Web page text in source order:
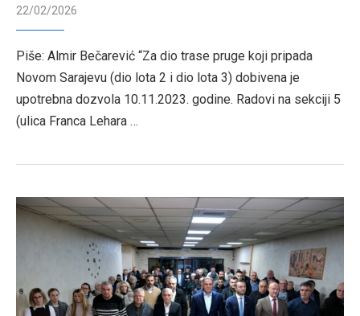
22/02/2026
Piše: Almir Bečarević “Za dio trase pruge koji pripada
Novom Sarajevu (dio lota 2 i dio lota 3) dobivena je
upotrebna dozvola 10.11.2023. godine. Radovi na sekciji 5
(ulica Franca Lehara …